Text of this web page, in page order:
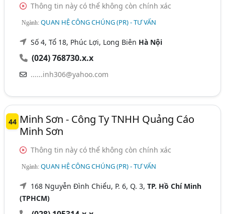
Thông tin này có thể không còn chính xác
Ngành:QUAN HỆ CÔNG CHÚNG (PR) - TƯ VẤN
Số 4, Tổ 18, Phúc Lợi, Long Biên Hà Nội
(024) 768730.x.x
......inh306@yahoo.com
44 Minh Sơn - Công Ty TNHH Quảng Cáo
Minh Sơn
Thông tin này có thể không còn chính xác
Ngành:QUAN HỆ CÔNG CHÚNG (PR) - TƯ VẤN
168 Nguyễn Đình Chiểu, P. 6, Q. 3,TP. Hồ Chí Minh
(TPHCM)